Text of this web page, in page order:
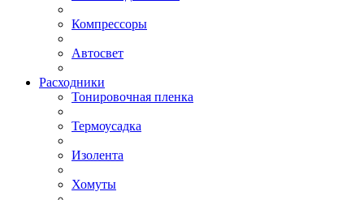
Компрессоры
Автосвет
Расходники
Тонировочная пленка
Термоусадка
Изолента
Хомуты